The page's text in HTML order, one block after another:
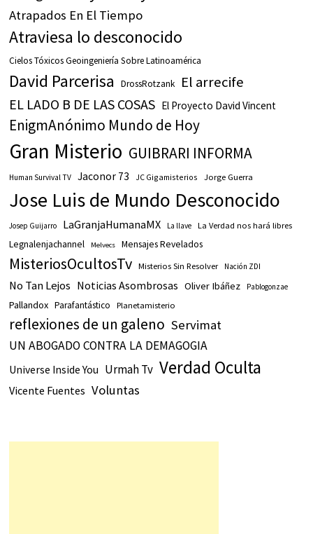
Atrapados En El Tiempo
Atraviesa lo desconocido
Cielos Tóxicos Geoingeniería Sobre Latinoamérica
David Parcerisa DrossRotzank El arrecife
EL LADO B DE LAS COSAS El Proyecto David Vincent
EnigmAnónimo Mundo de Hoy
Gran Misterio GUIBRARI INFORMA
Human Survival TV Jaconor 73 JC Gigamisterios Jorge Guerra
Jose Luis de Mundo Desconocido
Josep Guijarro LaGranjaHumanaMX La llave La Verdad nos hará libres
Legnalenjachannel Melvecs Mensajes Revelados
MisteriosOcultosTv Misterios Sin Resolver Nación ZDI
No Tan Lejos Noticias Asombrosas Oliver Ibáñez Pablogonzae
Pallandox Parafantástico Planetamisterio
reflexiones de un galeno Servimat
UN ABOGADO CONTRA LA DEMAGOGIA
Universe Inside You Urmah Tv Verdad Oculta
Vicente Fuentes Voluntas